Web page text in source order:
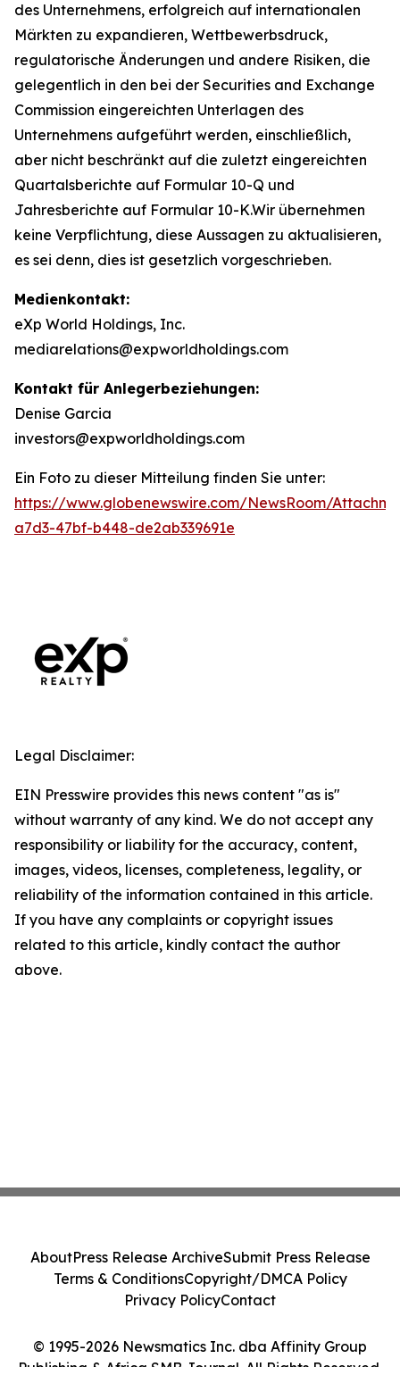
des Unternehmens, erfolgreich auf internationalen
Märkten zu expandieren, Wettbewerbsdruck,
regulatorische Änderungen und andere Risiken, die
gelegentlich in den bei der Securities and Exchange
Commission eingereichten Unterlagen des
Unternehmens aufgeführt werden, einschließlich,
aber nicht beschränkt auf die zuletzt eingereichten
Quartalsberichte auf Formular 10-Q und
Jahresberichte auf Formular 10-K.Wir übernehmen
keine Verpflichtung, diese Aussagen zu aktualisieren,
es sei denn, dies ist gesetzlich vorgeschrieben.
Medienkontakt:
eXp World Holdings, Inc.
mediarelations@expworldholdings.com
Kontakt für Anlegerbeziehungen:
Denise Garcia
investors@expworldholdings.com
Ein Foto zu dieser Mitteilung finden Sie unter:
https://www.globenewswire.com/NewsRoom/
a7d3-47bf-b448-de2ab339691e
Legal Disclaimer:
EIN Presswire provides this news content "as is"
without warranty of any kind. We do not accept any
responsibility or liability for the accuracy, content,
images, videos, licenses, completeness, legality, or
reliability of the information contained in this article.
If you have any complaints or copyright issues
related to this article, kindly contact the author
above.
© 1995-2026 Newsmatics Inc. dba Affinity Group
Publishing & Africa SMB Journal. All Rights Reserved.
AboutPress Release ArchiveSubmit Press Release
Terms & ConditionsCopyright/DMCA Policy
Privacy PolicyContact